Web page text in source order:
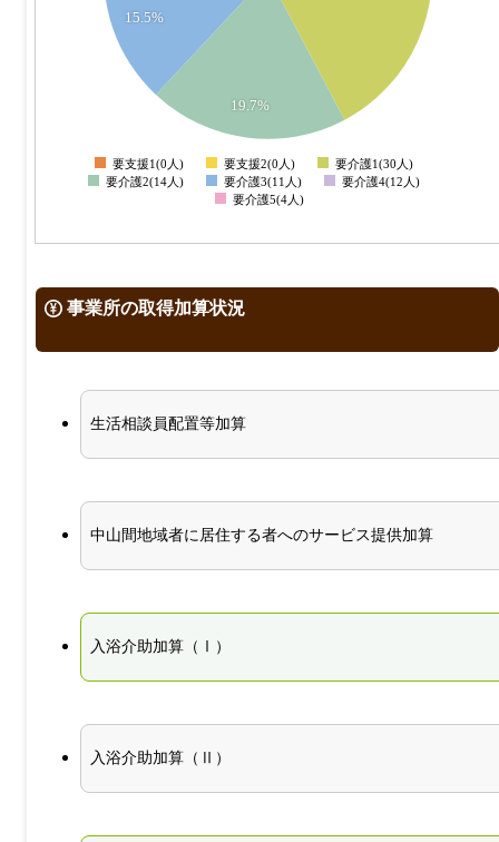
19.7%
15.5%
0
要支援1(0人) 要支援2(0人)
要介護1(30人)
要介護2(14人)
要介護3(11人)
要介護4(12人)
要介護5(4人)
事業所の取得加算状況
生活相談員配置等加算
中山間地域者に居住する者へのサービス提供加算
入浴介助加算（Ⅰ）
入浴介助加算（Ⅱ）